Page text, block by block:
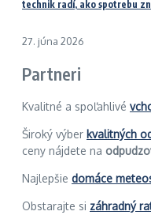
technik radí, ako spotrebu
27. júna 2026
Partneri
Kvalitné a spoľahlivé
Široký výber kvalitných
ceny nájdete na
Najlepšie domáce
Obstarajte si záhradný